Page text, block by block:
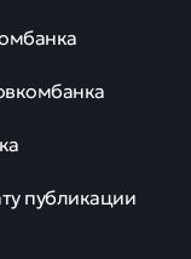
публикации